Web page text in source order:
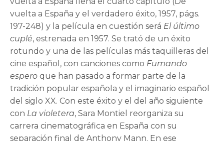
vuelta a España y el verdadero éxito, 1957, págs.
197-248) y la película en cuestión será El último
cuplé, estrenada en 1957. Se trató de un éxito
rotundo y una de las películas más taquilleras del
cine español, con canciones como Fumando
espero que han pasado a formar parte de la
tradición popular española y el imaginario español
del siglo XX. Con este éxito y el del año siguiente
con La violetera, Sara Montiel reorganiza su
carrera cinematográfica en España con su
separación final de Anthony Mann. En ese